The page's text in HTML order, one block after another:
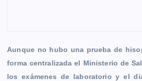
Aunque no hubo una prueba de
forma centralizada el Ministerio de
los exámenes de laboratorio y el